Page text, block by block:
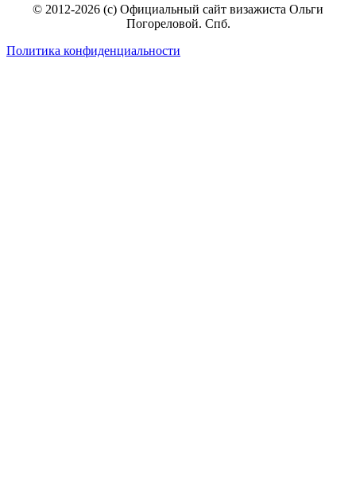
© 2012-2026 (c) Официальный сайт визажиста Ольги
Погореловой. Спб.
Политика конфиденциальности